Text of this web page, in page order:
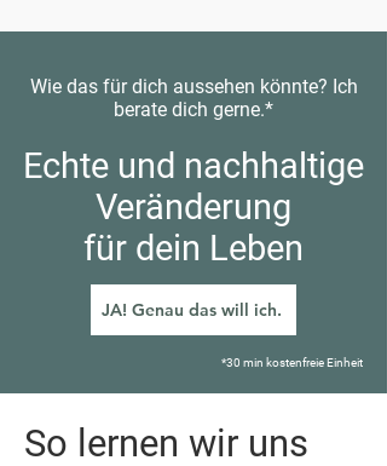
Wie das für dich aussehen könnte? Ich
berate dich gerne.*
Echte und nachhaltige
Veränderung
für dein Leben
JA! Genau das will ich.
*30 min kostenfreie Einheit
So lernen wir uns